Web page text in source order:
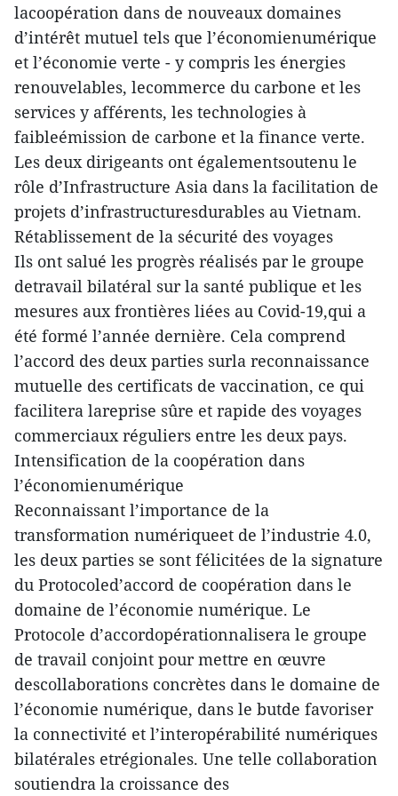
lacoopération dans de nouveaux domaines
d’intérêt mutuel tels que l’économienumérique
et l’économie verte - y compris les énergies
renouvelables, lecommerce du carbone et les
services y afférents, les technologies à
faibleémission de carbone et la finance verte.
Les deux dirigeants ont égalementsoutenu le
rôle d’Infrastructure Asia dans la facilitation de
projets d’infrastructuresdurables au Vietnam.
Rétablissement de la sécurité des voyages
Ils ont salué les progrès réalisés par le groupe
detravail bilatéral sur la santé publique et les
mesures aux frontières liées au Covid-19,qui a
été formé l’année dernière. Cela comprend
l’accord des deux parties surla reconnaissance
mutuelle des certificats de vaccination, ce qui
facilitera lareprise sûre et rapide des voyages
commerciaux réguliers entre les deux pays.
Intensification de la coopération dans
l’économienumérique
Reconnaissant l’importance de la
transformation numériqueet de l’industrie 4.0,
les deux parties se sont félicitées de la signature
du Protocoled’accord de coopération dans le
domaine de l’économie numérique. Le
Protocole d’accordopérationnalisera le groupe
de travail conjoint pour mettre en œuvre
descollaborations concrètes dans le domaine de
l’économie numérique, dans le butde favoriser
la connectivité et l’interopérabilité numériques
bilatérales etrégionales. Une telle collaboration
soutiendra la croissance des